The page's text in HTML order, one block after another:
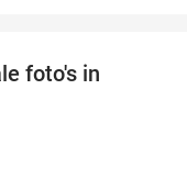
foto's in